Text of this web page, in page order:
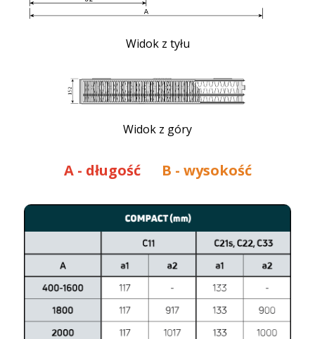
Widok z tyłu
Widok z góry
A - długość B - wysokość